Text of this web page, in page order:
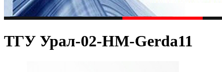
ТГУ Урал-02-HM-Gerda11